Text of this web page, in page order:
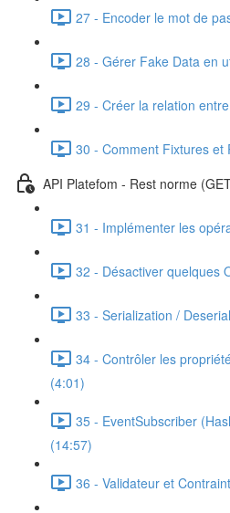
27 - Encoder le mot de
28 - Gérer Fake Data en
29 - Créer la relation
30 - Comment Fixtures et
API Platefom - Rest norme
31 - Implémenter les
32 - Désactiver quelques
33 - Serialization /
34 - Contrôler les
(4:01)
35 - EventSubscriber
(14:57)
36 - Validateur et